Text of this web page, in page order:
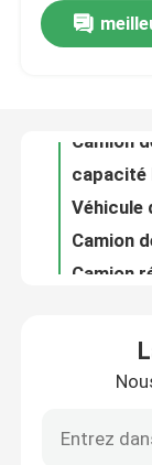
Visite d'usine
Contactez-
Demandez
Camion de